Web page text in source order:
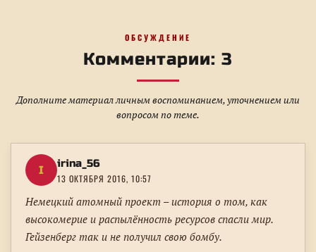
ОБСУЖДЕНИЕ
Комментарии: 3
Дополните материал личным воспоминанием, уточнением или
вопросом по теме.
I irina_56
13 ОКТЯБРЯ 2016, 10:57
Немецкий атомный проект – история о том, как
высокомерие и распылённость ресурсов спасли мир.
Гейзенберг так и не получил свою бомбу.